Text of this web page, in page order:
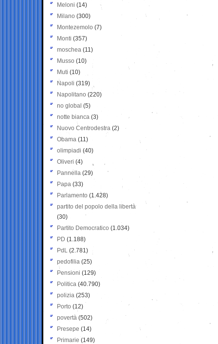
Meloni (14)
Milano (300)
Montezemolo (7)
Monti (357)
moschea (11)
Musso (10)
Muti (10)
Napoli (319)
Napolitano (220)
no global (5)
notte bianca (3)
Nuovo Centrodestra (2)
Obama (11)
olimpiadi (40)
Oliveri (4)
Pannella (29)
Papa (33)
Parlamento (1.428)
partito del popolo della libertà
(30)
Partito Democratico (1.034)
PD (1.188)
PdL (2.781)
pedofilia (25)
Pensioni (129)
Politica (40.790)
polizia (253)
Porto (12)
povertà (502)
Presepe (14)
Primarie (149)